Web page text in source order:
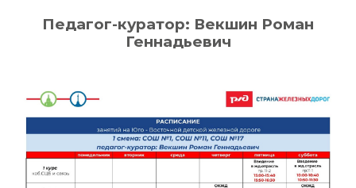
Педагог-куратор: Векшин Роман
Геннадьевич